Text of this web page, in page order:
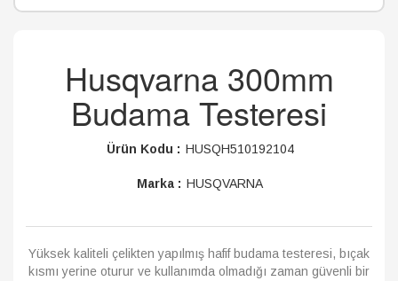
Husqvarna 300mm
Budama Testeresi
Ürün Kodu : HUSQH510192104
Marka : HUSQVARNA
Yüksek kaliteli çelikten yapılmış hafif budama testeresi, bıçak
kısmı yerine oturur ve kullanımda olmadığı zaman güvenli bir